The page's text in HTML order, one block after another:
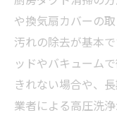
や換気扇カバーの
汚れの除去が基本
ッドやバキューム
きれない場合や、
業者による高圧洗浄